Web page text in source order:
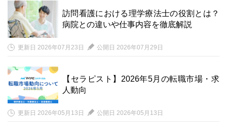
訪問看護における理学療法士の役割とは？
病院との違いや仕事内容を徹底解説
更新日 2026年07月23日 公開日 2026年07月29日
【セラピスト】2026年5月の転職市場・求
人動向
更新日 2026年05月13日 公開日 2026年05月13日